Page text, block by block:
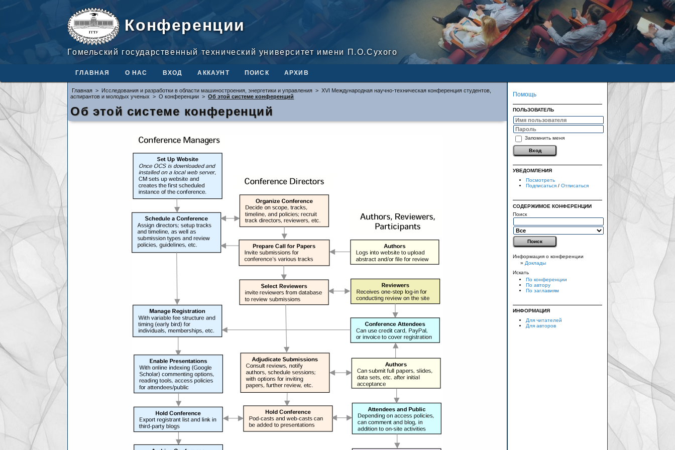
Конференции
Гомельский государственный технический университет имени П.О.Сухого
ГЛАВНАЯ О НАС ВХОД АККАУНТ ПОИСК АРХИВ
Помощь
ПОЛЬЗОВАТЕЛЬ
Запомнить меня
УВЕДОМЛЕНИЯ
Посмотреть
Подписаться/ Отписаться
СОДЕРЖИМОЕ КОНФЕРЕНЦИИ
Поиск
Информация о конференции
»Доклады
Искать
По конференции
По автору
По заглавиям
ИНФОРМАЦИЯ
Для читателей
Для авторов
Главная > Исследования и разработки в области машиностроения, энергетики и управления > XVI Международная научно-техническая конференция студентов,
аспирантов и молодых ученых > О конференции > Об этой системе конференций
Об этой системе конференций